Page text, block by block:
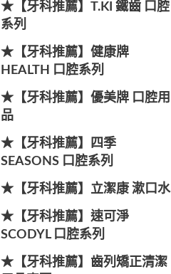
★【牙科推薦】T.KI 鐵齒 口腔
系列
★【牙科推薦】健康牌
HEALTH 口腔系列
★【牙科推薦】優美牌 口腔用
品
★【牙科推薦】四季
SEASONS 口腔系列
★【牙科推薦】立潔康 漱口水
★【牙科推薦】速可淨
SCODYL 口腔系列
★【牙科推薦】齒列矯正清潔